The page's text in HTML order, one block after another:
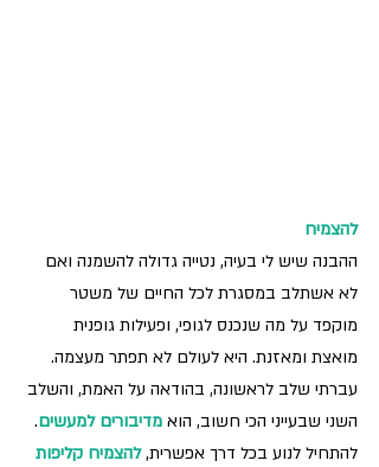
להצמיח
ההבנה שיש לי בעיה, נטייה גדולה להשמנה ואם
לא אשתלב במסגרת לכל החיים של משטר
מוקפד על מה שנכנס לגופי, ופעילות גופנית
מואצת ומאזנת. היא לעולם לא תפתר מעצמה.
עברתי שלב לראשונה, בהודאה על האמת, והשלב
השני שבעייני הכי חשוב, הוא מדיבורים למעשים.
להתחיל לנוע בכל דרך אפשרית, להצמיח קליפות